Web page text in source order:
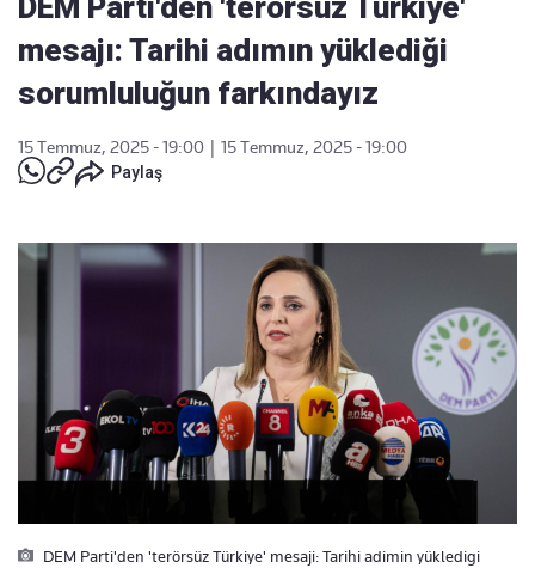
DEM Parti'den 'terörsüz Türkiye'
mesajı: Tarihi adımın yüklediği
sorumluluğun farkındayız
15 Temmuz, 2025 - 19:00
15 Temmuz, 2025 - 19:00
Paylaş
DEM Parti'den 'terörsüz Türkiye' mesaji: Tarihi adimin yükledigi